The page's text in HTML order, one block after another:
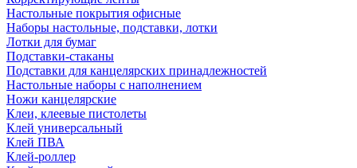
Настольные покрытия офисные
Наборы настольные, подставки, лотки
Лотки для бумаг
Подставки-стаканы
Подставки для канцелярских принадлежностей
Настольные наборы с наполнением
Ножи канцелярские
Клеи, клеевые пистолеты
Клей универсальный
Клей ПВА
Клей-роллер